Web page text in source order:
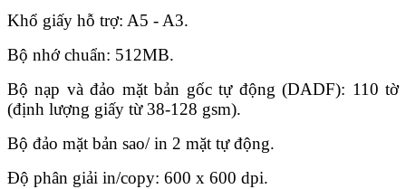
Khổ giấy hỗ trợ: A5 - A3.
Bộ nhớ chuẩn: 512MB.
Bộ nạp và đảo mặt bản gốc tự động (DADF): 110 tờ
(định lượng giấy từ 38-128 gsm).
Bộ đảo mặt bản sao/ in 2 mặt tự động.
Độ phân giải in/copy: 600 x 600 dpi.